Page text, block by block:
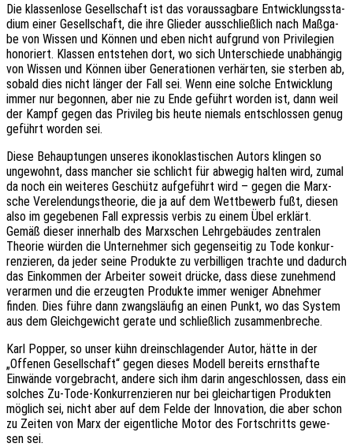
Die klas­sen­lo­se Gesell­schaft ist das voraus­sag­ba­re Entwick­lungs­sta­
di­um einer Gesell­schaft, die ihre Glie­der ausschließ­lich nach Maßga­
be von Wissen und Können und eben nicht aufgrund von Privi­le­gi­en
hono­riert. Klas­sen entste­hen dort, wo sich Unter­schie­de unab­hän­gig
von Wissen und Können über Gene­ra­tio­nen verhär­ten, sie ster­ben ab,
sobald dies nicht länger der Fall sei. Wenn eine solche Entwick­lung
immer nur begon­nen, aber nie zu Ende geführt worden ist, dann weil
der Kampf gegen das Privi­leg bis heute niemals entschlos­sen genug
geführt worden sei.
Diese Behaup­tun­gen unse­res ikono­klas­ti­schen Autors klin­gen so
unge­wohnt, dass mancher sie schlicht für abwe­gig halten wird, zumal
da noch ein weite­res Geschütz aufge­führt wird – gegen die Marx­
sche Verelen­dungs­theo­rie, die ja auf dem Wett­be­werb fußt, diesen
also im gege­be­nen Fall expres­sis verbis zu einem Übel erklärt.
Gemäß dieser inner­halb des Marx­schen Lehr­ge­bäu­des zentra­len
Theo­rie würden die Unter­neh­mer sich gegen­sei­tig zu Tode konkur­
ren­zie­ren, da jeder seine Produk­te zu verbil­li­gen trach­te und dadurch
das Einkom­men der Arbei­ter soweit drücke, dass diese zuneh­mend
verar­men und die erzeug­ten Produk­te immer weni­ger Abneh­mer
finden. Dies führe dann zwangs­läu­fig an einen Punkt, wo das System
aus dem Gleich­ge­wicht gerate und schließ­lich zusammenbreche.
Karl Popper, so unser kühn drein­schla­gen­der Autor, hätte in der
„Offe­nen Gesell­schaft“ gegen dieses Modell bereits ernst­haf­te
Einwän­de vorge­bracht, andere sich ihm darin ange­schlos­sen, dass ein
solches Zu-Tode-Konkur­ren­zie­ren nur bei gleich­ar­ti­gen Produk­ten
möglich sei, nicht aber auf dem Felde der Inno­va­ti­on, die aber schon
zu Zeiten von Marx der eigent­li­che Motor des Fort­schritts gewe­
sen sei.